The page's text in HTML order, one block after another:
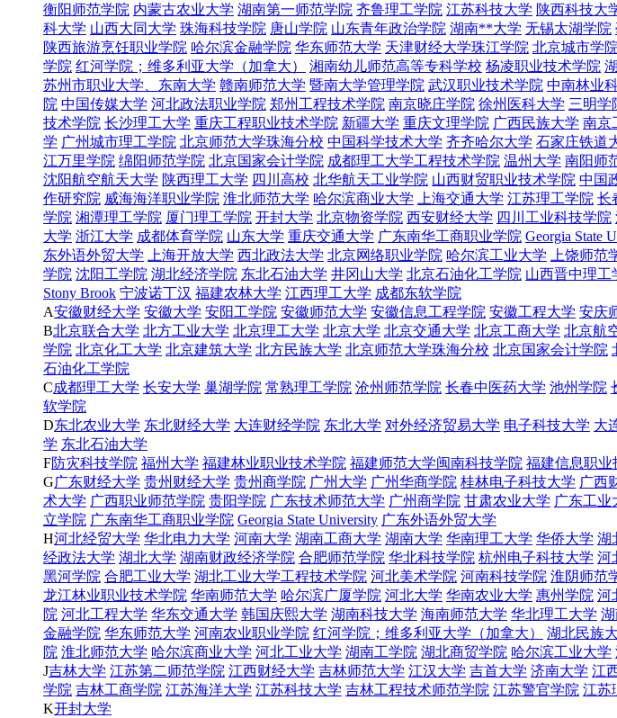
衡阳师范学院 内蒙古农业大学 湖南第一师范学院 齐鲁理工学院 江苏科技大学 陕西科技大
科大学 山西大同大学 珠海科技学院 唐山学院 山东青年政治学院 湖南**大学 无锡太湖学院
陕西旅游烹饪职业学院 哈尔滨金融学院 华东师范大学 天津财经大学珠江学院 北京城市学院
学院 红河学院；维多利亚大学（加拿大） 湘南幼儿师范高等专科学校 杨凌职业技术学院
苏州市职业大学、东南大学 赣南师范大学 暨南大学管理学院 武汉职业技术学院 中南林业
院 中国传媒大学 河北政法职业学院 郑州工程技术学院 南京晓庄学院 徐州医科大学 三明学
技术学院 长沙理工大学 重庆工程职业技术学院 新疆大学 重庆文理学院 广西民族大学 南京
学 广州城市理工学院 北京师范大学珠海分校 中国科学技术大学 齐齐哈尔大学 石家庄铁道
江万里学院 绵阳师范学院 北京国家会计学院 成都理工大学工程技术学院 温州大学 南阳师
沈阳航空航天大学 陕西理工大学 四川高校 北华航天工业学院 山西财贸职业技术学院 中国
作研究院 威海海洋职业学院 淮北师范大学 哈尔滨商业大学 上海交通大学 江苏理工学院 长
学院 湘潭理工学院 厦门理工学院 开封大学 北京物资学院 西安财经大学 四川工业科技学院
大学 浙江大学 成都体育学院 山东大学 重庆交通大学 广东南华工商职业学院 Georgia State
东外语外贸大学
上海开放大学 西北政法大学 北京网络职业学院 哈尔滨工业大学 上饶师范
学院 沈阳工学院 湖北经济学院 东北石油大学 井冈山大学 北京石油化工学院 山西晋中理工
Stony Brook 宁波诺丁汉 福建农林大学 江西理工大学 成都东软学院
A安徽财经大学 安徽大学 安阳工学院 安徽师范大学 安徽信息工程学院 安徽工程大学 安庆
B北京联合大学 北方工业大学 北京理工大学 北京大学 北京交通大学 北京工商大学 北京航
学院 北京化工大学 北京建筑大学 北方民族大学 北京师范大学珠海分校 北京国家会计学院
石油化工学院
C成都理工大学 长安大学 巢湖学院 常熟理工学院 沧州师范学院 长春中医药大学 池州学院
软学院
D东北农业大学 东北财经大学 大连财经学院 东北大学 对外经济贸易大学 电子科技大学 大
学 东北石油大学
F防灾科技学院 福州大学 福建林业职业技术学院 福建师范大学闽南科技学院 福建信息职业
G广东财经大学 贵州财经大学 贵州商学院 广州大学 广州华商学院 桂林电子科技大学 广西
术大学 广西职业师范学院 贵阳学院 广东技术师范大学 广州商学院 甘肃农业大学 广东工业
立学院 广东南华工商职业学院 Georgia State University 广东外语外贸大学
H河北经贸大学 华北电力大学 河南大学 湖南工商大学 湖南大学 华南理工大学 华侨大学 湖
经政法大学 湖北大学 湖南财政经济学院 合肥师范学院 华北科技学院 杭州电子科技大学 河
黑河学院 合肥工业大学 湖北工业大学工程技术学院 河北美术学院 河南科技学院 淮阴师范
龙江林业职业技术学院 华南师范大学 哈尔滨广厦学院 河北大学 华南农业大学 惠州学院 河
院 河北工程大学 华东交通大学 韩国庆熙大学 湖南科技大学 海南师范大学 华北理工大学
金融学院 华东师范大学 河南农业职业学院 红河学院；维多利亚大学（加拿大） 湖北民族
院 淮北师范大学 哈尔滨商业大学 河北工业大学 湖南工学院 湖北商贸学院 哈尔滨工业大学
J吉林大学 江苏第二师范学院 江西财经大学 吉林师范大学 江汉大学 吉首大学 济南大学 江
学院 吉林工商学院 江苏海洋大学 江苏科技大学 吉林工程技术师范学院 江苏警官学院 江苏
K开封大学